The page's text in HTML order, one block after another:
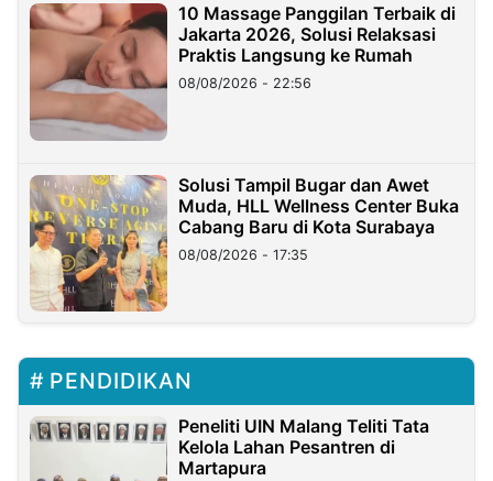
10 Massage Panggilan Terbaik di
Jakarta 2026, Solusi Relaksasi
Praktis Langsung ke Rumah
08/08/2026 - 22:56
Solusi Tampil Bugar dan Awet
Muda, HLL Wellness Center Buka
Cabang Baru di Kota Surabaya
08/08/2026 - 17:35
PENDIDIKAN
Peneliti UIN Malang Teliti Tata
Kelola Lahan Pesantren di
Martapura